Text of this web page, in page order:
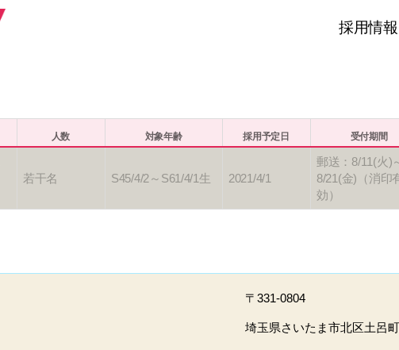
採用情報
人数 対象年齢 採用予定日 受付期間
若干名 S45/4/2～S61/4/1生 2021/4/1
郵送：8/11(火)
8/21(金)（消印
効）
〒331-0804
埼玉県さいたま市北区土呂